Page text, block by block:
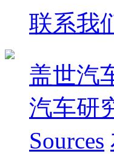
联系我
盖世汽
汽车研
Sources